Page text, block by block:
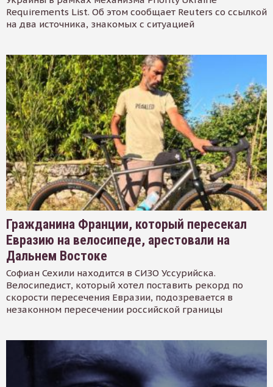
Requirements List. Об этом сообщает Reuters со ссылкой
на два источника, знакомых с ситуацией
Гражданина Франции, который пересекал
Евразию на велосипеде, арестовали на
Дальнем Востоке
Софиан Сехили находится в СИЗО Уссурийска.
Велосипедист, который хотел поставить рекорд по
скорости пересечения Евразии, подозревается в
незаконном пересечении российской границы